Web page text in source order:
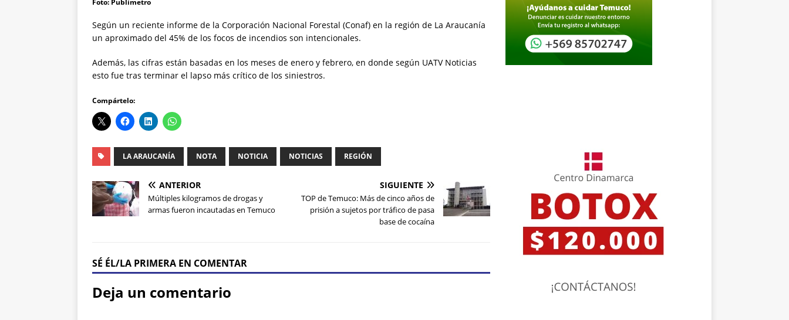
Foto: Publimetro
Según un reciente informe de la Corporación Nacional Forestal (Conaf) en la región de La Araucanía
un aproximado del 45% de los focos de incendios son intencionales.
Además, las cifras están basadas en los meses de enero y febrero, en donde según UATV Noticias
esto fue tras terminar el lapso más crítico de los siniestros.
Compártelo:
LA ARAUCANÍA NOTA NOTICIA NOTICIAS REGIÓN
ANTERIOR
Múltiples kilogramos de drogas y
armas fueron incautadas en Temuco
SIGUIENTE
TOP de Temuco: Más de cinco años de
prisión a sujetos por tráfico de pasa
base de cocaína
SÉ ÉL/LA PRIMERA EN COMENTAR
Deja un comentario